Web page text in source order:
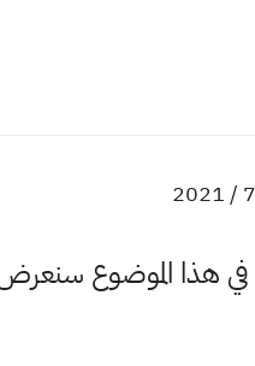
في هذا الموضوع